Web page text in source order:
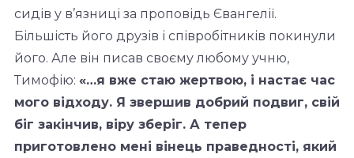
сидів у в’язниці за проповідь Євангелії.
Більшість його друзів і співробітників покинули
його. Але він писав своєму любому учню,
Тимофію: «…я вже стаю жертвою, і настає час
мого відходу. Я звершив добрий подвиг, свій
біг закінчив, віру зберіг. А тепер
приготовлено мені вінець праведності, який